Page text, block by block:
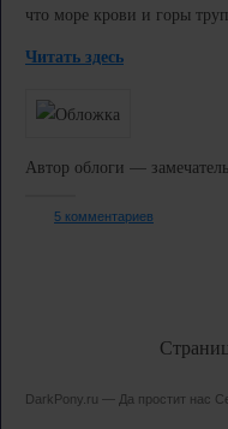
что море крови и горы
Читать здесь
Автор облоги —
5 комментариев
DarkPony.ru — Да простит нас